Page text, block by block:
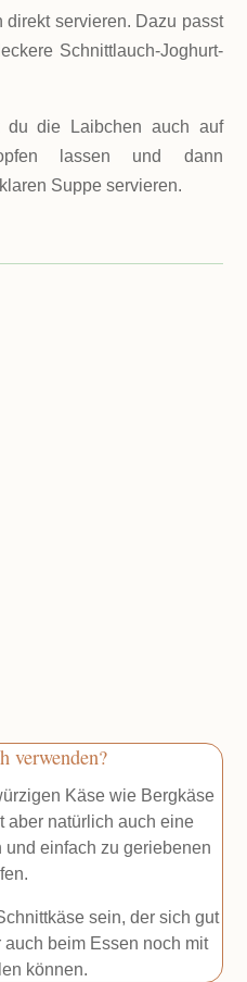
servieren. Dazu passt
Schnittlauch-Joghurt-
du die Laibchen auch auf
lassen und dann
Suppe servieren.
verwenden?
Käse wie Bergkäse
aber natürlich auch eine
einfach zu geriebenen
sein, der sich gut
beim Essen noch mit
können.